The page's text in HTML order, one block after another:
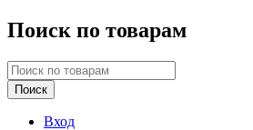
Поиск по товарам
Поиск
Вход